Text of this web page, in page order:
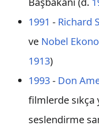
1991 - Richard
ve Nobel
1913)
1993- Don
filmlerde sıkça
seslendirme